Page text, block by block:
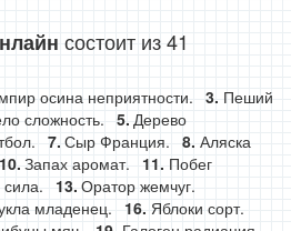
состоит из 41
осина неприятности.
Пеший
сложность.
Дерево
Сыр Франция.
Аляска
Запах аромат.
Побег
Оратор жемчуг.
младенец.
Яблоки сорт.